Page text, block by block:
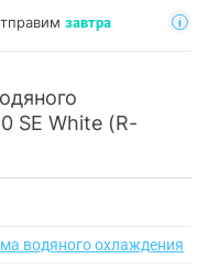
завтра
SE White (R-
водяного охлаждения